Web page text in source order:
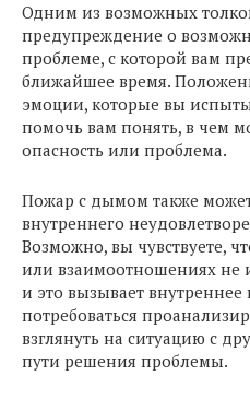
Одним из возможных
предупреждение о
проблеме, с которой вам
ближайшее время.
эмоции, которые вы
помочь вам понять, в чем
опасность или проблема.
Пожар с дымом также
внутреннего
Возможно, вы чувствуете,
или взаимоотношениях не
и это вызывает
потребоваться
взглянуть на ситуацию с
пути решения проблемы.